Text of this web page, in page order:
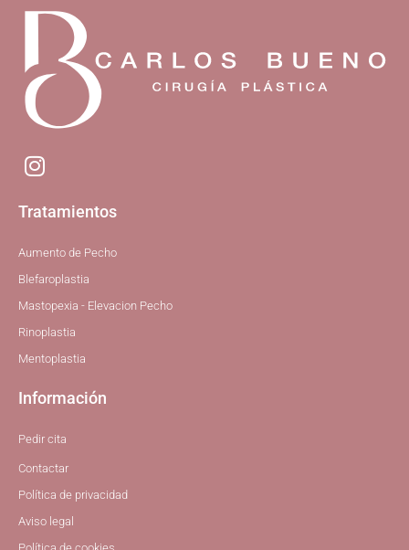
I
n
s
a
g
r
m
Tratamientos
Aumento de Pecho
Blefaroplastia
Mastopexia - Elevacion Pecho
Rinoplastia
Mentoplastia
Información
Pedir cita
Contactar
Política de privacidad
Aviso legal